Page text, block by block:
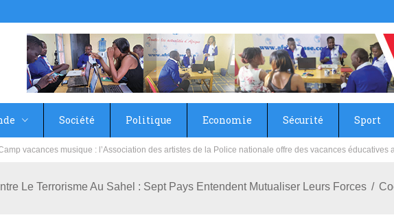
Société Politique Economie Sécurité Sport
Camp vacances musique : l’Association des artistes de la Police nationale offre des vacances
de la Russie rénove les écoles primaire et collège du Camp Général Aboubacar Sangoulé
Le Terrorisme Au Sahel : Sept Pays Entendent Mutualiser Leurs Forces